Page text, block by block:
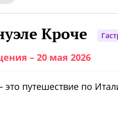
Кроче
– 20 мая 2026
путешествие по